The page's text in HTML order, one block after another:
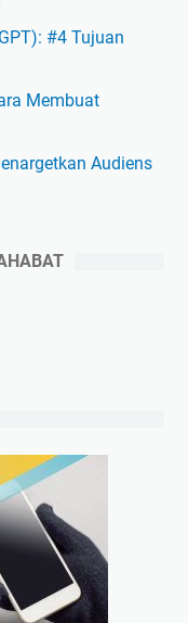
#4 Tujuan
Membuat
Audiens